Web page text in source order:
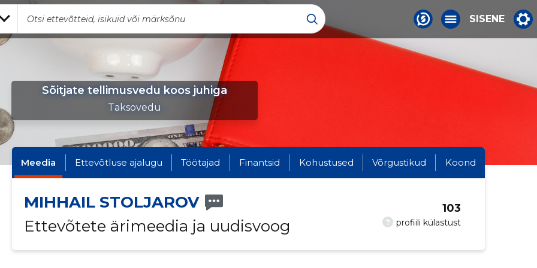
SISENE
Sõitjate tellimusvedu koos juhiga
Taksovedu
Meedia Ettevõtluse ajalugu Töötajad Finantsid Kohustused Võrgustikud Koond
MIHHAIL STOLJAROV
Ettevõtete ärimeedia ja uudisvoog
? profiili külastust
103